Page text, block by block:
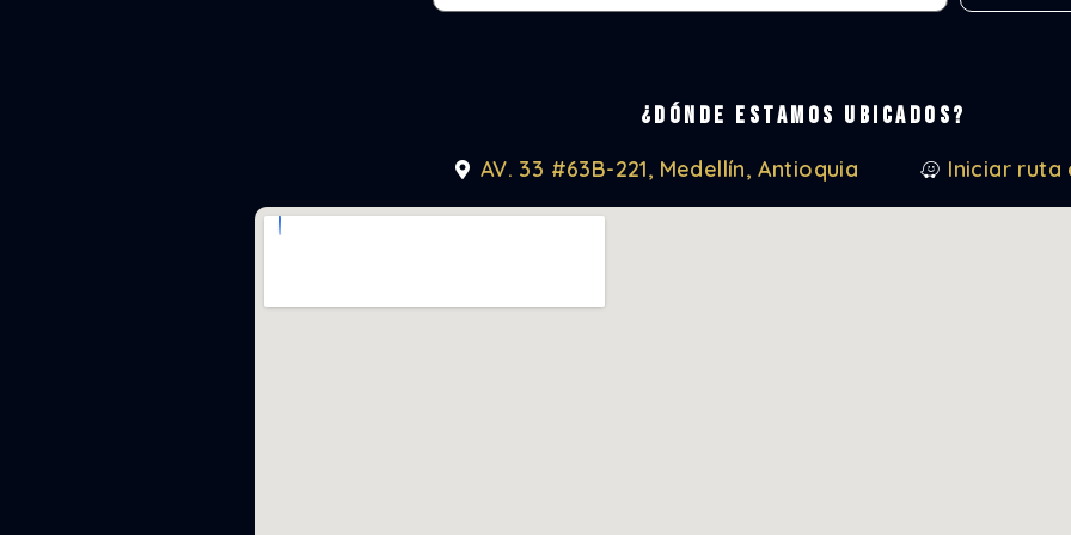
¿Dónde estamos ubicados?
AV. 33 #63B-221, Medellín, Antioquia Iniciar ruta